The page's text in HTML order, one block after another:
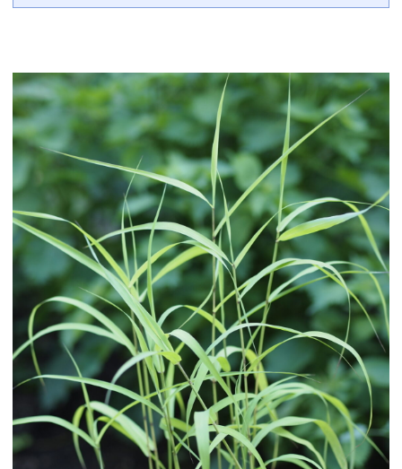
L'Excellence Olfactive
Herba Helveticaが厳選したE.O.B.B.D.品質のエッセンシャルオイル
です
学名 Cymbopogon martini
特性成分
ゲラニオール（geraniol）
酢酸ゲラニル（geranyl acetate）
リナロール（linalool）
栽培抽出地
インド
抽出方法
水蒸気蒸留法
生育条件
オーガニック栽培
抽出部位・生育段階
葉
内容量
10mL